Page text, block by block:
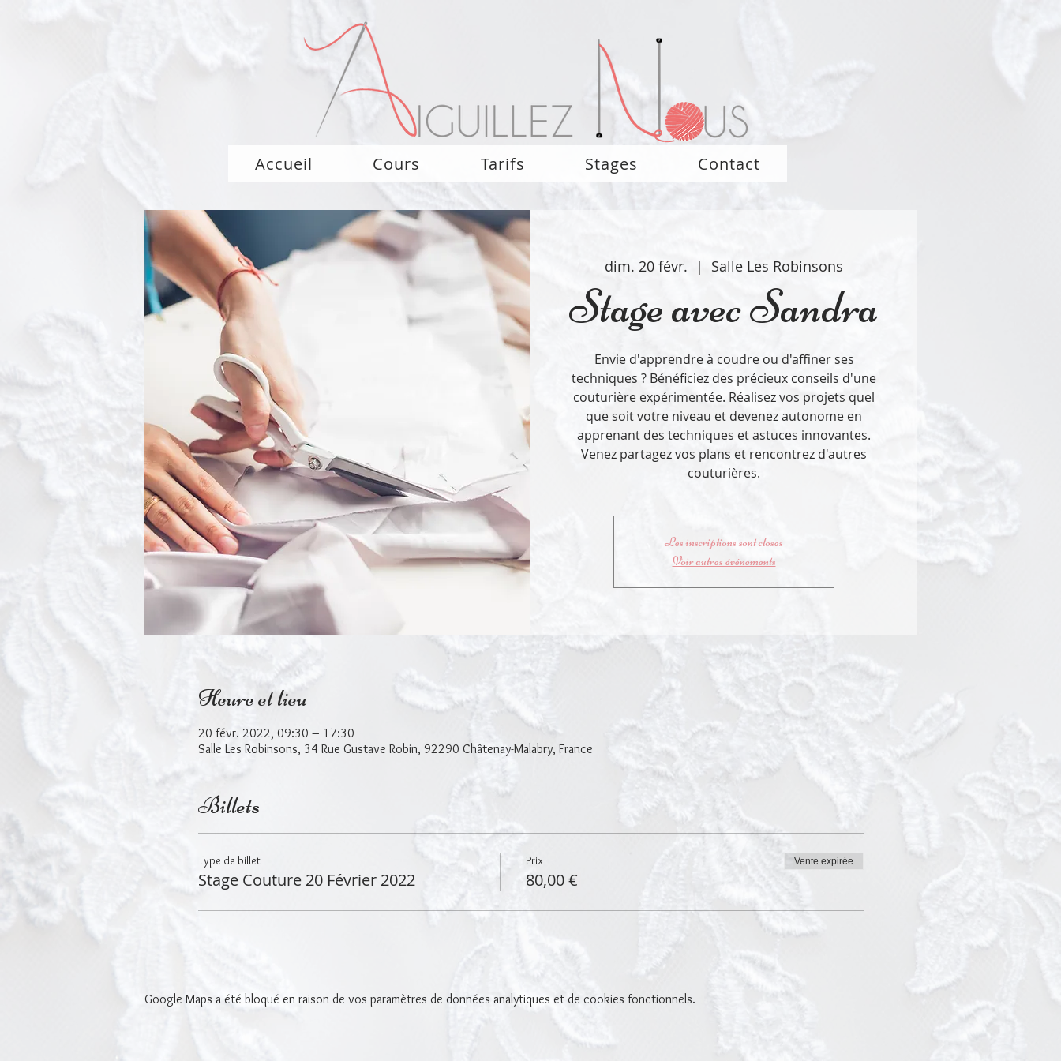
Accueil Cours Tarifs Stages Contact
dim. 20 févr.
  |
Salle Les Robinsons
Stage avec Sandra
Envie d'apprendre à coudre ou d'affiner ses
techniques ? Bénéficiez des précieux conseils d'une
couturière expérimentée. Réalisez vos projets quel
que soit votre niveau et devenez autonome en
apprenant des techniques et astuces innovantes.
Venez partagez vos plans et rencontrez d'autres
couturières.
Les inscriptions sont closes
Voir autres événements
Heure et lieu
20 févr. 2022, 09:30 – 17:30
Salle Les Robinsons, 34 Rue Gustave Robin, 92290 Châtenay-Malabry, France
Billets
Type de billet
Stage Couture 20 Février 2022
Prix
80,00 €
Vente expirée
Google Maps a été bloqué en raison de vos paramètres de données analytiques et de cookies fonctionnels.